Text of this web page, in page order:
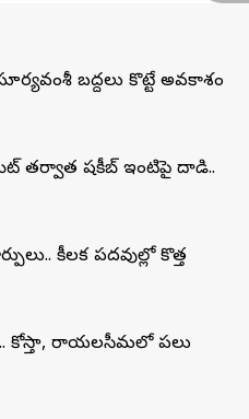
బద్దలు కొట్టే అవకాశం
తర్వాత షకీబ్‌ ఇంటిపై దాడి..
కీలక పదవుల్లో కొత్త
కోస్తా, రాయలసీమలో పలు